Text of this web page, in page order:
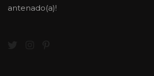
antenado(a)!